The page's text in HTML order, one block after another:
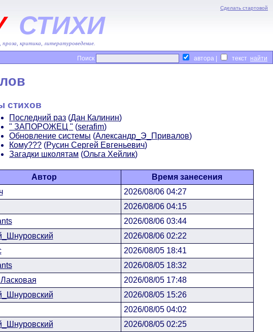
Сделать стартовой
СТИХИ
критика, литературоведение.
Поиск автора | текст
стихов
Последний раз (Дан Калинин)
" ЗАПОРОЖЕЦ " (serafim)
Обновление системы (Александр_Э_Привалов)
Кому??? (Русин Сергей Евгеньевич)
Загадки школятам (Ольга Хейлик)
Автор
Время занесения
2026/08/06 04:27
2026/08/06 04:15
2026/08/06 03:44
2026/08/06 02:22
2026/08/05 18:41
2026/08/05 18:32
2026/08/05 17:48
2026/08/05 15:26
2026/08/05 04:02
2026/08/05 02:25